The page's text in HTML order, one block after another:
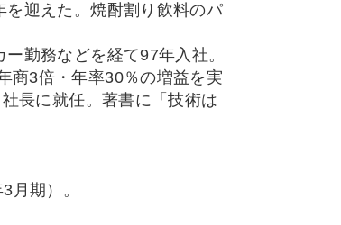
迎えた。焼酎割り飲料のパ
勤務などを経て97年入社。
商3倍・年率30％の増益を実
長に就任。著書に「技術は
月期）。